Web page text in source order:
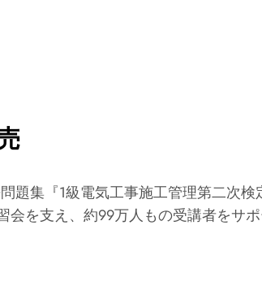
集『1級電気工事施工管理第二次検
を支え、約99万人もの受講者をサ